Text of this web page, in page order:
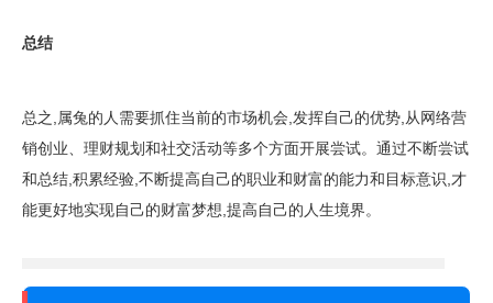
总结
总之,属兔的人需要抓住当前的市场机会,发挥自己的优势,从网络营
销创业、理财规划和社交活动等多个方面开展尝试。通过不断尝试
和总结,积累经验,不断提高自己的职业和财富的能力和目标意识,才
能更好地实现自己的财富梦想,提高自己的人生境界。